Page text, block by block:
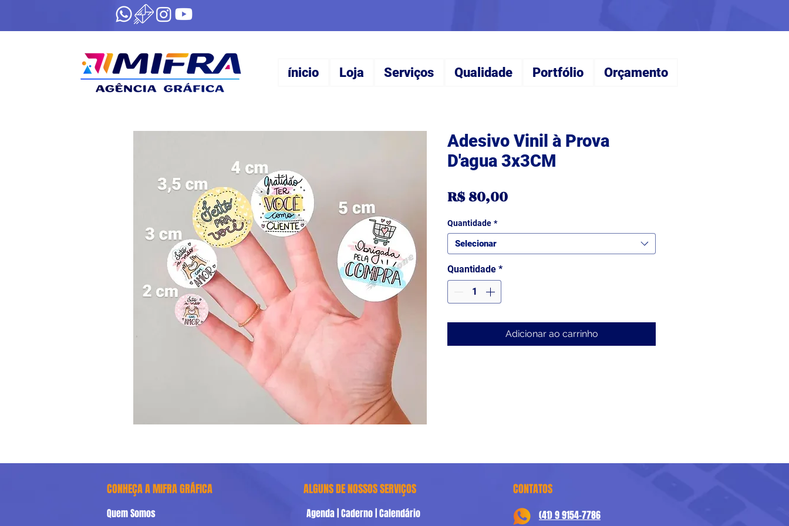
ínicio Loja Serviços Qualidade Portfólio Orçamento
Adesivo Vinil à Prova
D'agua 3x3CM
R$ 80,00Preço
Quantidade *
Selecionar
Quantidade *
Adicionar ao carrinho
CONHEÇA A MIFRA GRÁFICA
Quem Somos
ALGUNS DE NOSSOS SERVIÇOS
Agenda | Caderno | Calendário
CONTATOS
(41) 9 9154-7786